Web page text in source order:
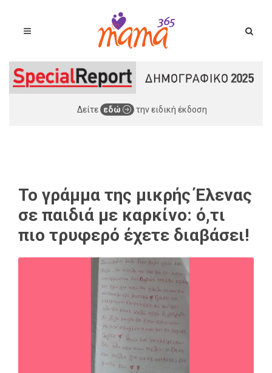
Δείτε εδώ την ειδική έκδοση
Το γράμμα της μικρής Έλενας
σε παιδιά με καρκίνο: ό,τι
πιο τρυφερό έχετε διαβάσει!